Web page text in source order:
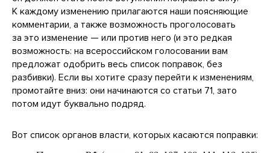
К каждому изменению прилагаются наши поясняющие
комментарии, а также возможность проголосовать
за это изменение — или против него (и это редкая
возможность: на всероссийском голосовании вам
предложат одобрить весь список поправок, без
разбивки). Если вы хотите сразу перейти к изменениям,
промотайте вниз: они начинаются со статьи 71, зато
потом идут буквально подряд.
Вот список органов власти, которых касаются поправки: